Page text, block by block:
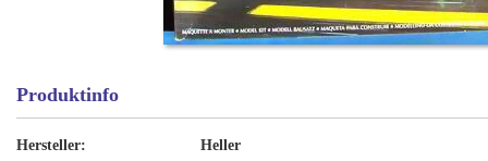
Produktinfo
Hersteller:
Heller